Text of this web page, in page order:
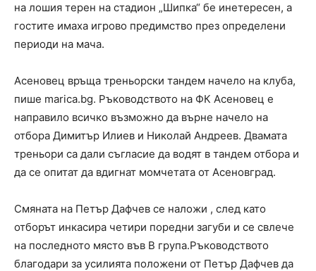
на лошия терен на стадион „Шипка“ бе инетересен, а
гостите имаха игрово предимство през определени
периоди на мача.
Асеновец връща треньорски тандем начело на клуба,
пише marica.bg. Ръководството на ФК Асеновец е
направило всичко възможно да върне начело на
отбора Димитър Илиев и Николай Андреев. Двамата
треньори са дали съгласие да водят в тандем отбора и
да се опитат да вдигнат момчетата от Асеновград.
Смяната на Петър Дафчев се наложи , след като
отборът инкасира четири поредни загуби и се свлече
на последното място във В група.Ръководството
благодари за усилията положени от Петър Дафчев да